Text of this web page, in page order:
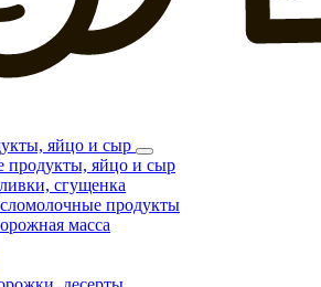
яйцо и сыр
яйцо и сыр
сгущенка
продукты
масса